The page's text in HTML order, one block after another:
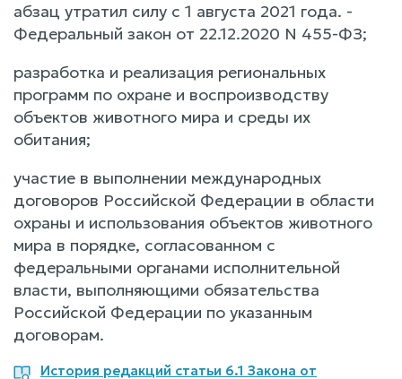
абзац утратил силу с 1 августа 2021 года. -
Федеральный закон от 22.12.2020 N 455-ФЗ;
разработка и реализация региональных
программ по охране и воспроизводству
объектов животного мира и среды их
обитания;
участие в выполнении международных
договоров Российской Федерации в области
охраны и использования объектов животного
мира в порядке, согласованном с
федеральными органами исполнительной
власти, выполняющими обязательства
Российской Федерации по указанным
договорам.
История редакций статьи 6.1 Закона от